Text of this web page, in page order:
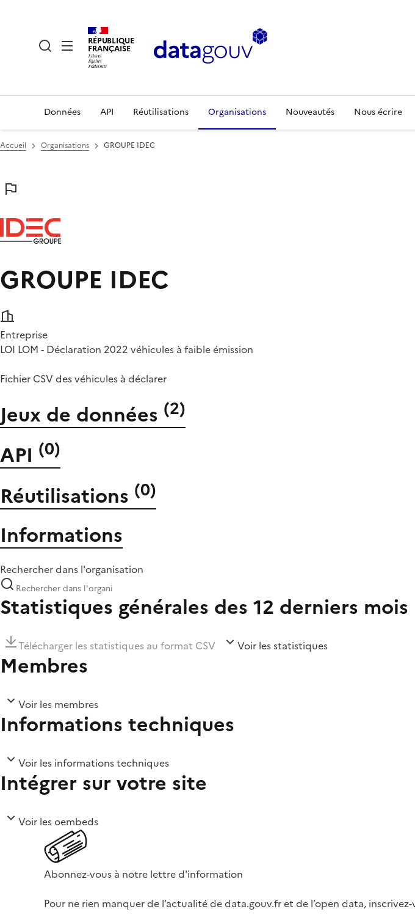
RÉPUBLIQUE
FRANÇAISE
Données API Réutilisations Organisations Nouveautés Nous écrire
Accueil Organisations GROUPE IDEC
GROUPE IDEC
Entreprise
LOI LOM - Déclaration 2022 véhicules à faible émission
Fichier CSV des véhicules à déclarer
Jeux de données (2)
API (0)
Réutilisations (0)
Informations
Rechercher dans l'organisation
Statistiques générales des 12 derniers mois
Télécharger les statistiques au format CSV Voir les statistiques
Membres
Voir les membres
Informations techniques
Voir les informations techniques
Intégrer sur votre site
Voir les oembeds
Abonnez-vous à notre lettre d'information
Pour ne rien manquer de l’actualité de data.gouv.fr et de l’open data,